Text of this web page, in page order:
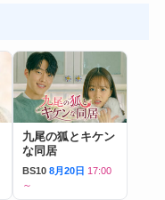
九尾の狐とキケン
な同居
BS10 8月20日 17:00
～